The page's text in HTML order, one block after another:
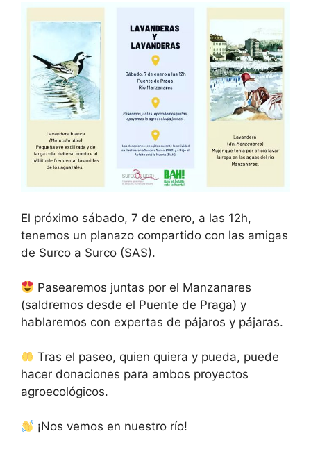
El próximo sábado, 7 de enero, a las 12h,
tenemos un planazo compartido con las amigas
de Surco a Surco (SAS).
Pasearemos juntas por el Manzanares
(saldremos desde el Puente de Praga) y
hablaremos con expertas de pájaros y pájaras.
Tras el paseo, quien quiera y pueda, puede
hacer donaciones para ambos proyectos
agroecológicos.
¡Nos vemos en nuestro río!